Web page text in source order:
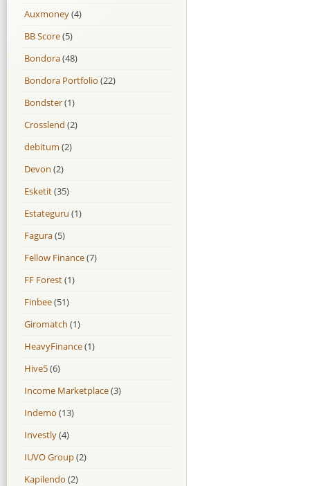
Auxmoney(4)
BB Score(5)
Bondora(48)
Bondora Portfolio (22)
Bondster(1)
Crosslend (2)
debitum (2)
Devon (2)
Esketit(35)
Estateguru (1)
Fagura(5)
Fellow Finance(7)
FF Forest(1)
Finbee(51)
Giromatch (1)
HeavyFinance(1)
Hive5(6)
Income Marketplace(3)
Indemo (13)
Investly(4)
IUVO Group(2)
Kapilendo (2)